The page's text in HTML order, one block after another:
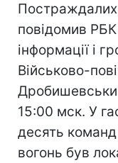
Постраждалих
повідомив
інформації і
Військово-
15:00 мск. У
десять
вогонь був